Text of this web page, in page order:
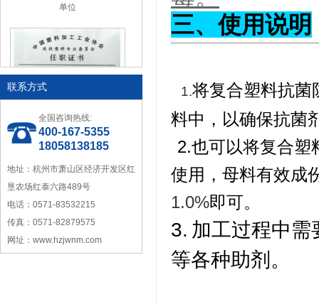
中国塑料加工工业协会理事
联系方式
全国咨询热线:
400-167-5355
18058138185
地址：杭州市萧山区经济开发区红
垦农场红泰六路489号
电话：0571-83532215
传真：0571-82879575
网址：www.hzjwnm.com
三、使用说明
1.将复合塑料抗菌
料中，以确保抗菌
、2.也可以将复合
使用，母料有效成
1.0%即可。
3. 加工过程中需
等各种助剂。